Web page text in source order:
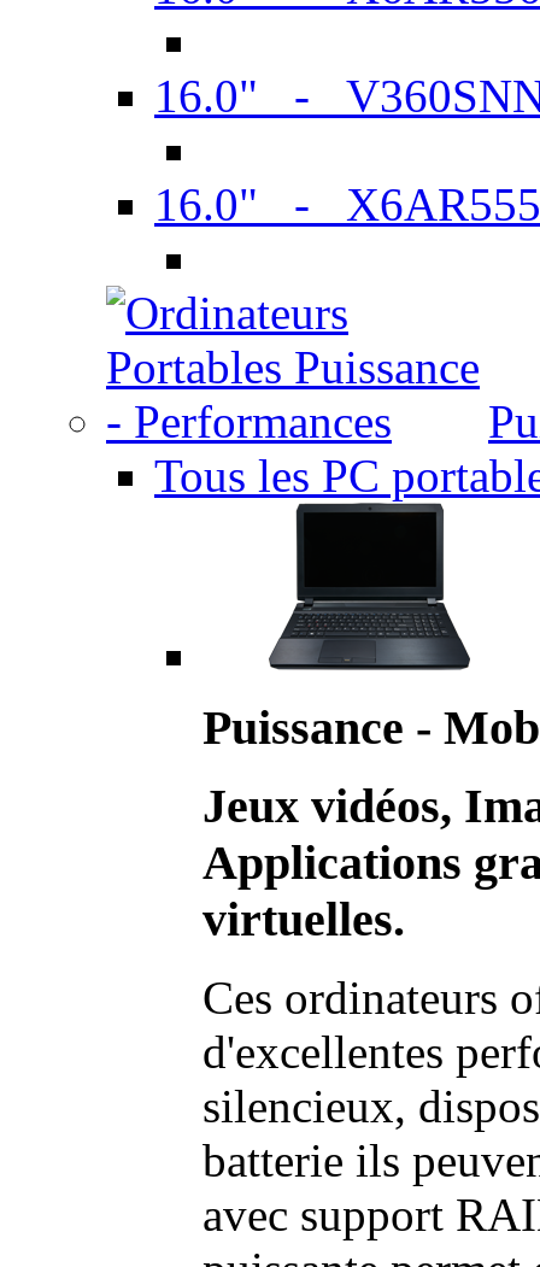
16.0" -
16.0" -
Tous les PC
Puissance -
Jeux vidéos,
Applications
virtuelles.
Ces ordinateurs
d'excellentes
silencieux,
batterie ils
avec support